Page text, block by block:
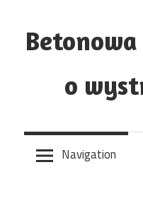
to
content
o
Navigation